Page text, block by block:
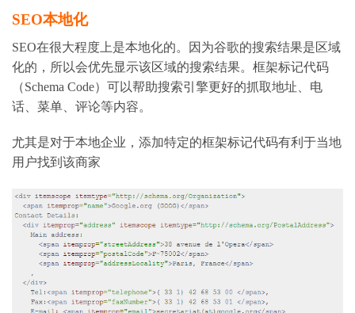
SEO本地化
SEO在很大程度上是本地化的。因为谷歌的搜索结果是区域
化的，所以会优先显示该区域的搜索结果。框架标记代码
（Schema Code）可以帮助搜索引擎更好的抓取地址、电
话、菜单、评论等内容。
尤其是对于本地企业，添加特定的框架标记代码有利于当地
用户找到该商家